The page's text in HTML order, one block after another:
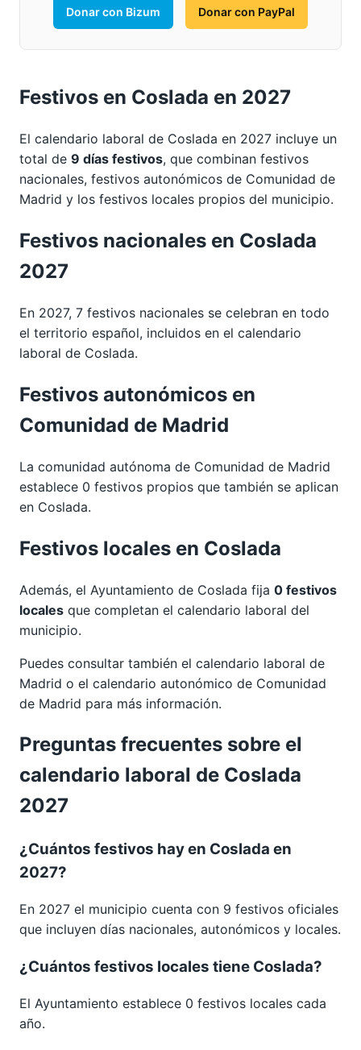
Donar con Bizum Donar con PayPal
Festivos en Coslada en 2027
El calendario laboral de Coslada en 2027 incluye un
total de 9 días festivos, que combinan festivos
nacionales, festivos autonómicos de Comunidad de
Madrid y los festivos locales propios del municipio.
Festivos nacionales en Coslada
2027
En 2027, 7 festivos nacionales se celebran en todo
el territorio español, incluidos en el calendario
laboral de Coslada.
Festivos autonómicos en
Comunidad de Madrid
La comunidad autónoma de Comunidad de Madrid
establece 0 festivos propios que también se aplican
en Coslada.
Festivos locales en Coslada
Además, el Ayuntamiento de Coslada fija 0 festivos
locales que completan el calendario laboral del
municipio.
Puedes consultar también el calendario laboral de
Madrid o el calendario autonómico de Comunidad
de Madrid para más información.
Preguntas frecuentes sobre el
calendario laboral de Coslada
2027
¿Cuántos festivos hay en Coslada en
2027?
En 2027 el municipio cuenta con 9 festivos oficiales
que incluyen días nacionales, autonómicos y locales.
¿Cuántos festivos locales tiene Coslada?
El Ayuntamiento establece 0 festivos locales cada
año.